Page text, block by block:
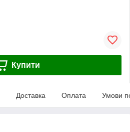
Купити
Доставка Оплата Умови